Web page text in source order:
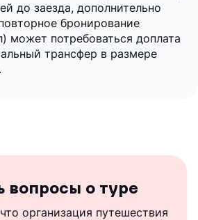
до заезда, дополнительно
бронирование
может потребоваться доплата
трансфер в размере
вопросы о туре
организация путешествия